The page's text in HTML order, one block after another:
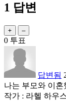
1 답변
0 투표
답변됨
나는 부모와 이혼
작가 : 라헬 하우